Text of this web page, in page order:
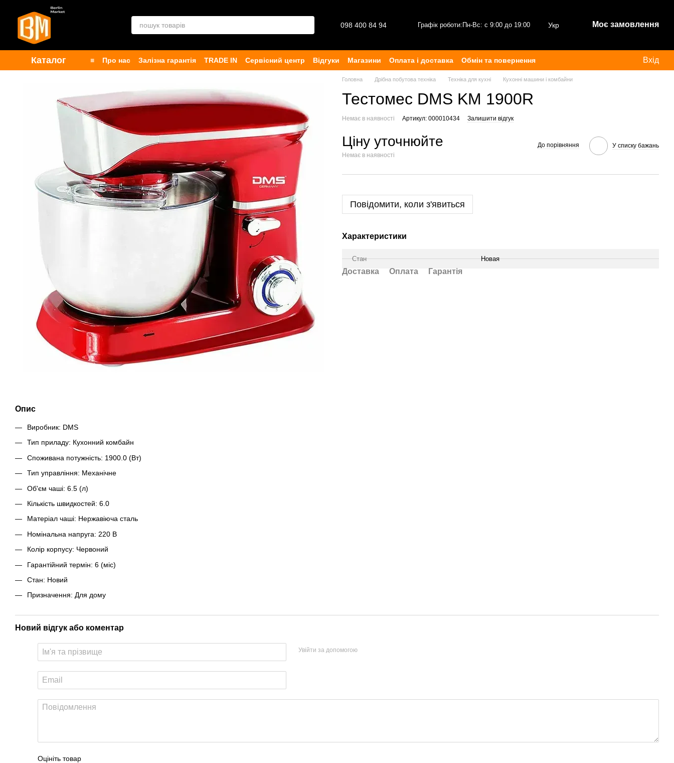
Перейти до основного контенту
098 400 84 94‬ Графік роботи: Пн-Вс: с 9:00 до 19:00 Укр Моє замовлення
Каталог ■ Про нас Залізна гарантія TRADE IN Сервісний центр Відгуки Магазини Оплата і доставка
Обмін та повернення
Контакти
Бренди Публічна оферта
Вхід
Головна Дрібна побутова техніка Техніка для кухні Кухонні машини і комбайни
Тестомес DMS KM 1900R
Немає в наявності Артикул: 000010434 Залишити відгук
Ціну уточнюйте
Немає в наявності
До порівняння У списку бажань
Повідомити, коли з'явиться
Характеристики
Стан Новая
Доставка Оплата Гарантія
Опис
Виробник: DMS
Тип приладу: Кухонний комбайн
Споживана потужність: 1900.0 (Вт)
Тип управління: Механічне
Об'єм чаші: 6.5 (л)
Кількість швидкостей: 6.0
Матеріал чаші: Нержавіюча сталь
Номінальна напруга: 220 В
Колір корпусу: Червоний
Гарантійний термін: 6 (міс)
Стан: Новий
Призначення: Для дому
Новий відгук або коментар
Увійти за допомогою
Оцініть товар